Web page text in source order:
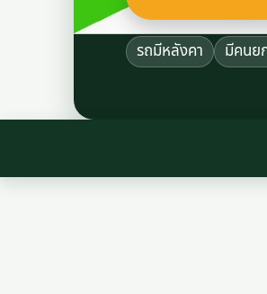
รถมีหลังคา มีคนย